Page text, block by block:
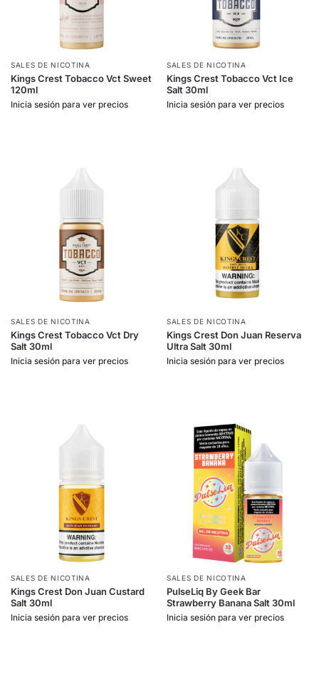
SALES DE NICOTINA
Kings Crest Tobacco Vct Sweet
120ml
Inicia sesión para ver precios
SALES DE NICOTINA
Kings Crest Tobacco Vct Ice
Salt 30ml
Inicia sesión para ver precios
SALES DE NICOTINA
Kings Crest Tobacco Vct Dry
Salt 30ml
Inicia sesión para ver precios
SALES DE NICOTINA
Kings Crest Don Juan Reserva
Ultra Salt 30ml
Inicia sesión para ver precios
SALES DE NICOTINA
Kings Crest Don Juan Custard
Salt 30ml
Inicia sesión para ver precios
SALES DE NICOTINA
PulseLiq By Geek Bar
Strawberry Banana Salt 30ml
Inicia sesión para ver precios